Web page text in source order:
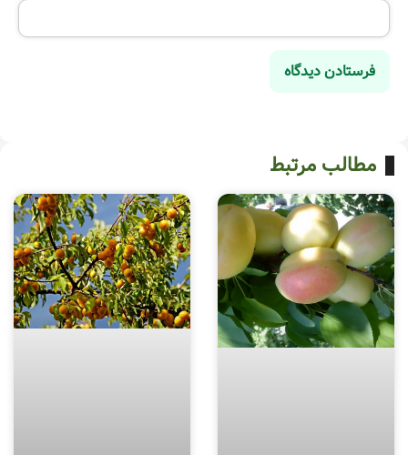
مطالب مرتبط